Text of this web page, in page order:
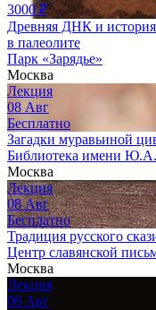
3000₽
Древняя ДНК и история
в палеолите
Парк «Зарядье»
Москва
Лекция
08 Авг
Бесплатно
Загадки муравьиной
Библиотека имени Ю.А.
Москва
Лекция
08 Авг
Бесплатно
Традиция русского
Центр славянской
Москва
Лекция
08 Авг